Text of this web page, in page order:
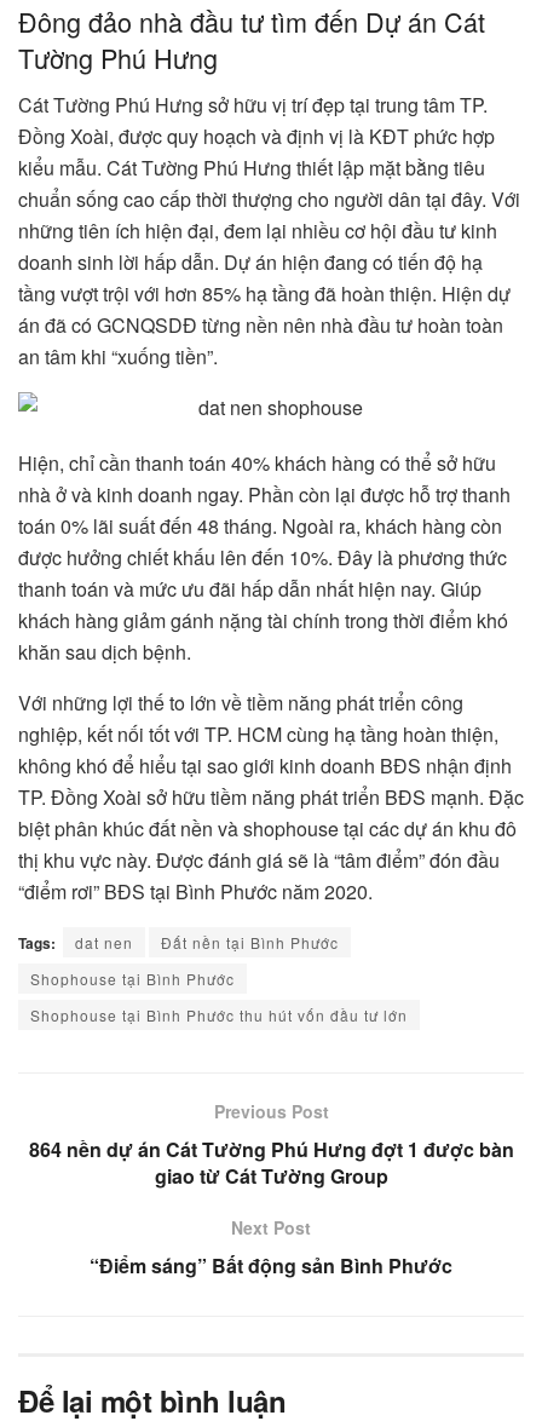
Đông đảo nhà đầu tư tìm đến Dự án Cát
Tường Phú Hưng
Cát Tường Phú Hưng sở hữu vị trí đẹp tại trung tâm TP.
Đồng Xoài, được quy hoạch và định vị là KĐT phức hợp
kiểu mẫu. Cát Tường Phú Hưng thiết lập mặt bằng tiêu
chuẩn sống cao cấp thời thượng cho người dân tại đây. Với
những tiên ích hiện đại, đem lại nhiều cơ hội đầu tư kinh
doanh sinh lời hấp dẫn. Dự án hiện đang có tiến độ hạ
tầng vượt trội với hơn 85% hạ tầng đã hoàn thiện. Hiện dự
án đã có GCNQSDĐ từng nền nên nhà đầu tư hoàn toàn
an tâm khi “xuống tiền”.
Hiện, chỉ cần thanh toán 40% khách hàng có thể sở hữu
nhà ở và kinh doanh ngay. Phần còn lại được hỗ trợ thanh
toán 0% lãi suất đến 48 tháng. Ngoài ra, khách hàng còn
được hưởng chiết khấu lên đến 10%. Đây là phương thức
thanh toán và mức ưu đãi hấp dẫn nhất hiện nay. Giúp
khách hàng giảm gánh nặng tài chính trong thời điểm khó
khăn sau dịch bệnh.
Với những lợi thế to lớn về tiềm năng phát triển công
nghiệp, kết nối tốt với TP. HCM cùng hạ tầng hoàn thiện,
không khó để hiểu tại sao giới kinh doanh BĐS nhận định
TP. Đồng Xoài sở hữu tiềm năng phát triển BĐS mạnh. Đặc
biệt phân khúc đất nền và shophouse tại các dự án khu đô
thị khu vực này. Được đánh giá sẽ là “tâm điểm” đón đầu
“điểm rơi” BĐS tại Bình Phước năm 2020.
Tags: dat nen
Đất nền tại Bình Phước
Shophouse tại Bình Phước
Shophouse tại Bình Phước thu hút vốn đầu tư lớn
Previous Post
864 nền dự án Cát Tường Phú Hưng đợt 1 được bàn
giao từ Cát Tường Group
Next Post
“Điểm sáng” Bất động sản Bình Phước
Để lại một bình luận